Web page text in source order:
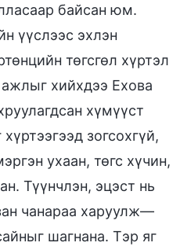
байсан юм.
үүслээс эхлэн
төгсгөл хүртэл
хийхдээ Ехова
хүмүүст
зогсохгүй,
ухаан, төгс хүчин,
Түүнчлэн, эцэст нь
чанараа харуулж—
шагнана. Тэр яг